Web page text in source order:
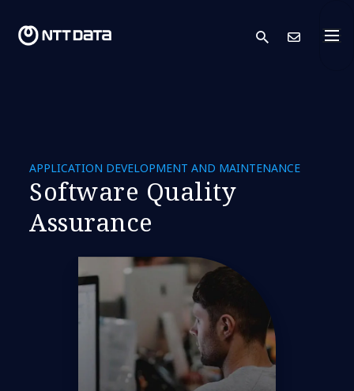
search
APPLICATION DEVELOPMENT AND MAINTENANCE
Software Quality
Assurance